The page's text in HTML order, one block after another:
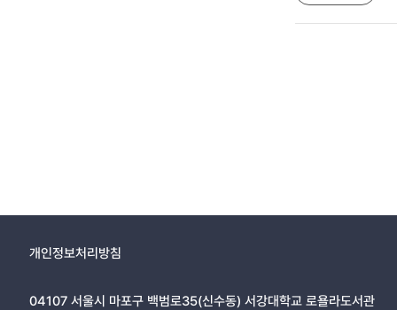
개인정보처리방침
04107 서울시 마포구 백범로35(신수동) 서강대학교 로욜라도서관